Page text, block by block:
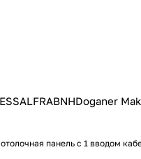
ALFRABNHDoganer
панель с 1 вводом